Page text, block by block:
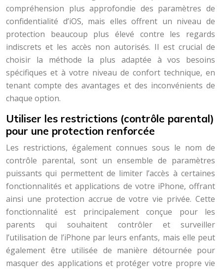
compréhension plus approfondie des paramètres de
confidentialité d’iOS, mais elles offrent un niveau de
protection beaucoup plus élevé contre les regards
indiscrets et les accès non autorisés. Il est crucial de
choisir la méthode la plus adaptée à vos besoins
spécifiques et à votre niveau de confort technique, en
tenant compte des avantages et des inconvénients de
chaque option.
Utiliser les restrictions (contrôle parental)
pour une protection renforcée
Les restrictions, également connues sous le nom de
contrôle parental, sont un ensemble de paramètres
puissants qui permettent de limiter l’accès à certaines
fonctionnalités et applications de votre iPhone, offrant
ainsi une protection accrue de votre vie privée. Cette
fonctionnalité est principalement conçue pour les
parents qui souhaitent contrôler et surveiller
l’utilisation de l’iPhone par leurs enfants, mais elle peut
également être utilisée de manière détournée pour
masquer des applications et protéger votre propre vie